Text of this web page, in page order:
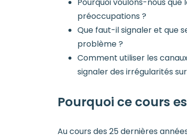
Pourquoi voulons-nous
préoccupations ?
Que faut-il signaler et que
problème ?
Comment utiliser les
signaler des irrégularités
Pourquoi ce cours
Au cours des 25 dernières